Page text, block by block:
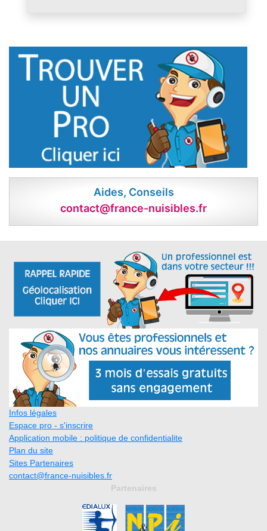
Aides, Conseils
contact@france-nuisibles.fr
Infos légales
Espace pro - s'inscrire
Application mobile : politique de confidentialite
Plan du site
Sites Partenaires
contact@france-nuisibles.fr
Partenaires